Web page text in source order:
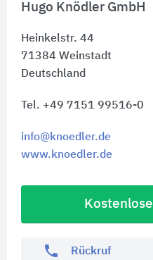
Hugo Knödler GmbH
Heinkelstr. 44
71384 Weinstadt
Deutschland
Tel. +49 7151 99516-0
info@knoedler.de
www.knoedler.de
phone Rückruf